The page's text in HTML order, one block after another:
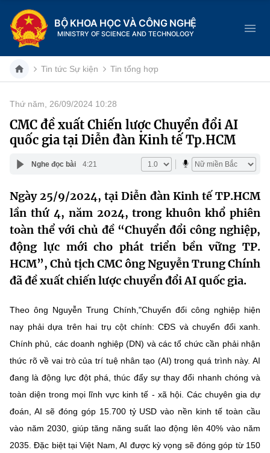
BỘ KHOA HỌC VÀ CÔNG NGHỆ
MINISTRY OF SCIENCE AND TECHNOLOGY
Danh mục
Trang chủ
Giới thiệu
Chức năng nhiệm vụ
Cơ cấu tổ chức
Lịch sử phát triển
Sở Khoa học và Công nghệ
Tin tức sự kiện
Khoa học và Công nghệ
Đổi mới sáng tạo
Bưu chính, Viễn thông
Sở hữu trí tuệ
Tiêu chuẩn, đo lường, chất lượng
Năng lượng nguyên tử
Tin tổng hợp
Dịch vụ công
Hệ thống văn bản
Văn bản QPPL
Văn bản chỉ đạo điều hành
Lấy ý kiến người dân về dự thảo VBQPPL
MST IOFFICE
THỐNG KÊ
Khoa học và Công nghệ
Chuyển đổi số
Bưu chính, Viễn thông
Multimedia
THƯ ĐIỆN TỬ
Khác
Videos
Infographic
Tin tức Sự kiện Tin tổng hợp
Thứ năm, 26/09/2024 10:28
CMC đề xuất Chiến lược Chuyển đổi AI
quốc gia tại Diễn đàn Kinh tế Tp.HCM
Nghe đọc bài 4:21
Ngày 25/9/2024, tại Diễn đàn Kinh tế TP.HCM
lần thứ 4, năm 2024, trong khuôn khổ phiên
toàn thể với chủ đề “Chuyển đổi công nghiệp,
động lực mới cho phát triển bền vững TP.
HCM”, Chủ tịch CMC ông Nguyễn Trung Chính
đã đề xuất chiến lược chuyển đổi AI quốc gia.
Theo ông Nguyễn Trung Chính,"Chuyển đổi công nghiệp hiện
nay phải dựa trên hai trụ cột chính: CĐS và chuyển đổi xanh.
Chính phủ, các doanh nghiệp (DN) và các tổ chức cần phải nhận
thức rõ về vai trò của trí tuệ nhân tạo (AI) trong quá trình này. AI
đang là động lực đột phá, thúc đẩy sự thay đổi nhanh chóng và
toàn diện trong mọi lĩnh vực kinh tế - xã hội. Các chuyên gia dự
đoán, AI sẽ đóng góp 15.700 tỷ USD vào nền kinh tế toàn cầu
vào năm 2030, giúp tăng năng suất lao động lên 40% vào năm
2035. Đặc biệt tại Việt Nam, AI được kỳ vọng sẽ đóng góp từ 150